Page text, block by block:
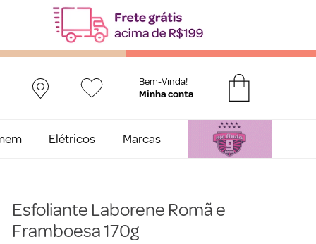
Bem-Vinda!
Elétricos Marcas
Esfoliante Laborene Romã e
Framboesa 170g